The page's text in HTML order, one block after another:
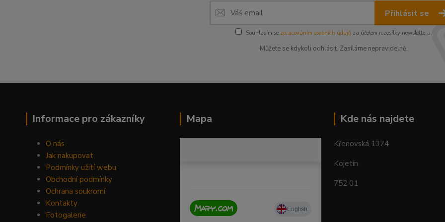
Přihlásit se
Souhlasím se zpracováním osobních údajů za účelem rozesílky newsletteru.
Můžete se kdykoli odhlásit. Zasíláme nepravidelně.
Informace pro zákazníky
O nás
Jak nakupovat
Podmínky užití webu
Obchodní podmínky
Ochrana soukromí
Kontakty
Fotogalerie
Mapa Kde nás najdete
Křenovská 1374
Kojetín
752 01